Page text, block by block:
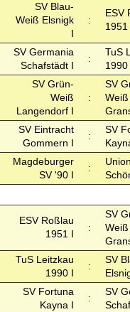
SV Blau-
Weiß Elsnigk
I
:
ESV
1951
SV Germania
Schafstädt I
:
TuS
1990
SV Grün-
Weiß
Langendorf I
:
SV
Weiß
SV Eintracht
Gommern I
:
SV
Magdeburger
SV '90 I
:
ESV Roßlau
1951 I
:
SV
Weiß
TuS Leitzkau
1990 I
:
SV
SV Fortuna
Kayna I
:
SV